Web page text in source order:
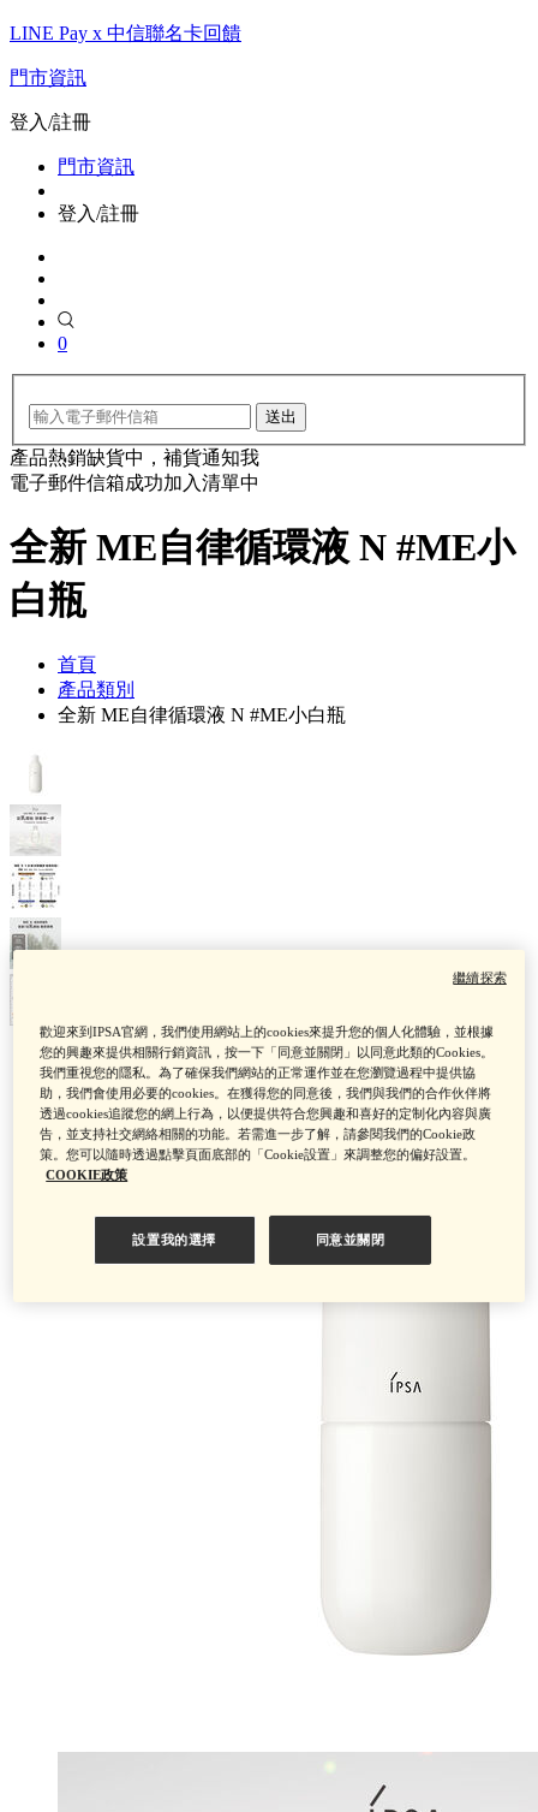
LINE Pay x 中信聯名卡回饋
門市資訊
登入/註冊
門市資訊
登入/註冊
0
送出
產品熱銷缺貨中，補貨通知我
電子郵件信箱成功加入清單中
全新 ME自律循環液 N #ME小
白瓶
首頁
產品類別
全新 ME自律循環液 N #ME小白瓶
歡迎來到IPSA官網，我們使用網站上的cookies來提升您的個人化體驗，並根據
您的興趣來提供相關行銷資訊，按一下「同意並關閉」以同意此類的Cookies。
我們重視您的隱私。為了確保我們網站的正常運作並在您瀏覽過程中提供協
助，我們會使用必要的cookies。在獲得您的同意後，我們與我們的合作伙伴將
透過cookies追蹤您的網上行為，以便提供符合您興趣和喜好的定制化內容與廣
告，並支持社交網絡相關的功能。若需進一步了解，請參閱我們的Cookie政
策。您可以隨時透過點擊頁面底部的「Cookie設置」來調整您的偏好設置。
COOKIE政策
設置我的選擇 同意並關閉
繼續探索